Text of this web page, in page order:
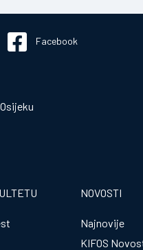
Facebook
NOVOSTI
Najnovije
KIFOS